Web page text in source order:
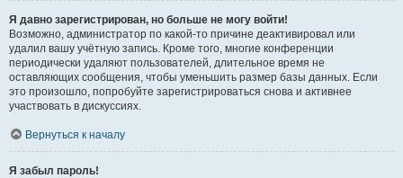
Я давно зарегистрирован, но больше не могу войти!
Возможно, администратор по какой-то причине деактивировал или
удалил вашу учётную запись. Кроме того, многие конференции
периодически удаляют пользователей, длительное время не
оставляющих сообщения, чтобы уменьшить размер базы данных. Если
это произошло, попробуйте зарегистрироваться снова и активнее
участвовать в дискуссиях.
Вернуться к началу
Я забыл пароль!